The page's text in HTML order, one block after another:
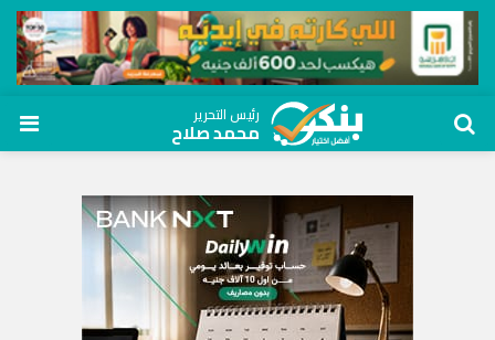
رئيس التحرير
محمد صلاح